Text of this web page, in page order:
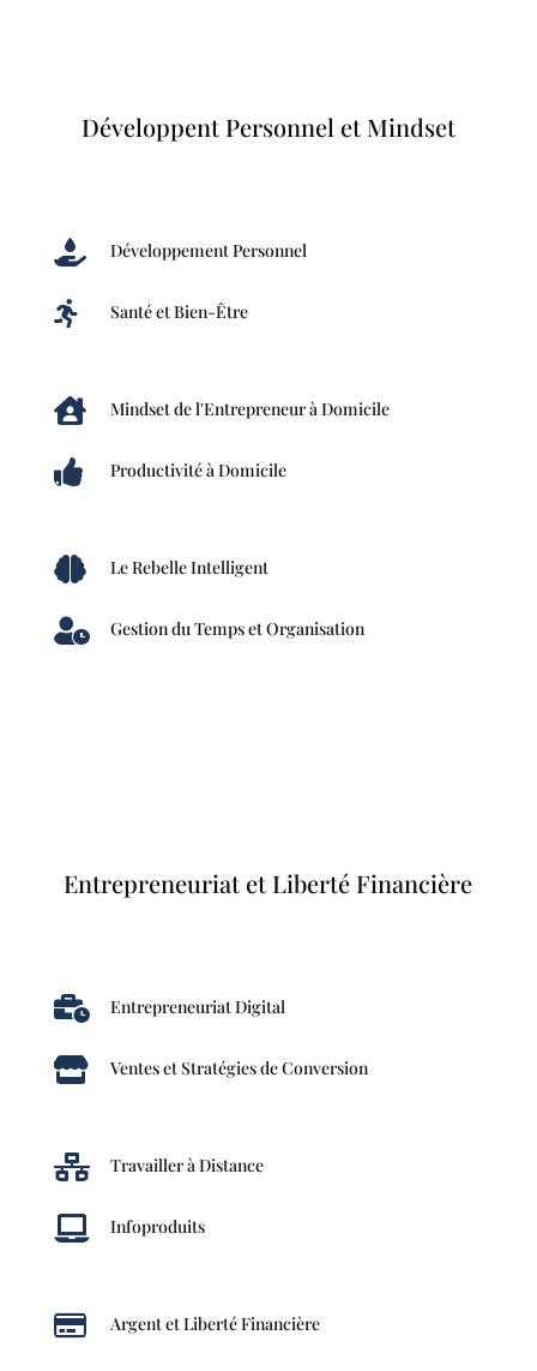
Développent Personnel et Mindset
 Développement Personnel
 Santé et Bien-Être
 Mindset de l'Entrepreneur à Domicile
 Productivité à Domicile
 Le Rebelle Intelligent
 Gestion du Temps et Organisation
Entrepreneuriat et Liberté Financière
 Entrepreneuriat Digital
 Ventes et Stratégies de Conversion
 Travailler à Distance
 Infoproduits
 Argent et Liberté Financière